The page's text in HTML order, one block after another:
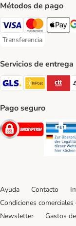
Métodos de pago
Visa Payment Method
Mastercard
Apple
Transferencia
Transferencia Payment
Servicios de entrega
GLS Shipping
InPost
Pago seguro
Security
Ayuda Contacto
Condiciones comerciales
Newsletter
Gastos